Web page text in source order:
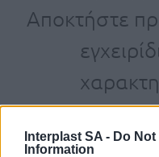
Interplast SA - Do
Information
Αποκτήστε